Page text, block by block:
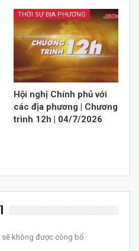
THỜI SỰ ĐỊA PHƯƠNG
Hội nghị Chính phủ với
các địa phương | Chương
trình 12h | 04/7/2026
không được công bố.